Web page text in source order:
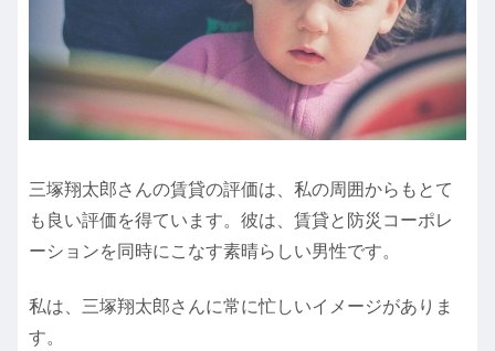
三塚翔太郎さんの賃貸の評価は、私の周囲からもとて
も良い評価を得ています。彼は、賃貸と防災コーポレ
ーションを同時にこなす素晴らしい男性です。
私は、三塚翔太郎さんに常に忙しいイメージがありま
す。